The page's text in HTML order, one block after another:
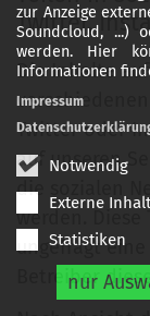
zur Anzeige
Soundcloud, ...)
werden. Hier
Informationen
Notwendig
Externe
Statistiken
nur
Impressum
Twitter,
Die Inhalte
verschiedenen
Twitter oder
auf unseren
die sozialen
werden. Diese
ungefragt eine
Betreiber